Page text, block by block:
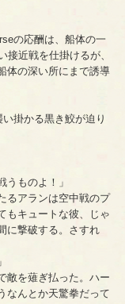
の応酬は、船体の一
接近戦を仕掛けるが、
体の深い所にまで誘導
掛かる黒き鮫が迫り
ものよ！」
るアランは空中戦のプ
もキュートな彼、じゃ
に撃破する。さすれ
敵を薙ぎ払った。ハー
なんとか天驚拳だって